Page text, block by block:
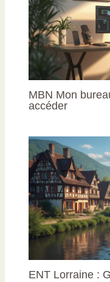
MBN Mon
accéder
ENT Lorraine :